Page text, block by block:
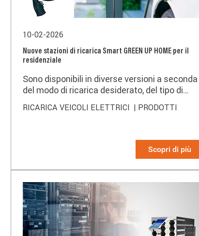
10-02-2026
Nuove stazioni di ricarica Smart GREEN UP HOME per il
residenziale
Sono disponibili in diverse versioni a seconda
del modo di ricarica desiderato, del tipo di
disponibile.
RICARICA VEICOLI ELETTRICI | PRODOTTI
Scopri di più